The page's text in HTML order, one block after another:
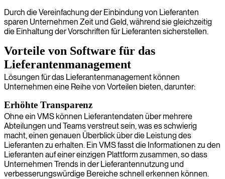
Durch die Vereinfachung der Einbindung von Lieferanten
sparen Unternehmen Zeit und Geld, während sie gleichzeitig
die Einhaltung der Vorschriften für Lieferanten sicherstellen.
Vorteile von Software für das
Lieferantenmanagement
Lösungen für das Lieferantenmanagement können
Unternehmen eine Reihe von Vorteilen bieten, darunter:
Erhöhte Transparenz
Ohne ein VMS können Lieferantendaten über mehrere
Abteilungen und Teams verstreut sein, was es schwierig
macht, einen genauen Überblick über die Leistung des
Lieferanten zu erhalten. Ein VMS fasst die Informationen zu den
Lieferanten auf einer einzigen Plattform zusammen, so dass
Unternehmen Trends in der Lieferantennutzung und
verbesserungswürdige Bereiche schnell erkennen können.